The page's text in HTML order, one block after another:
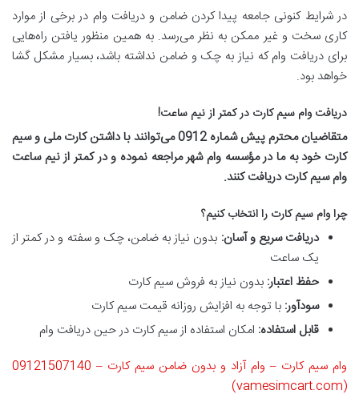
در شرایط کنونی جامعه پیدا کردن ضامن و دریافت وام در برخی از موارد
کاری سخت و غیر ممکن به نظر می‌رسد. به همین منظور یافتن راه‌هایی
برای دریافت وام که نیاز به چک و ضامن نداشته باشد، بسیار مشکل گشا
خواهد بود.
دریافت وام سیم کارت در کمتر از نیم ساعت!
متقاضیان محترم پیش شماره 0912 می‌توانند با داشتن کارت ملی و سیم
کارت خود به ما در مؤسسه وام شهر مراجعه نموده و در کمتر از نیم ساعت
وام سیم کارت دریافت کنند.
چرا وام سیم کارت را انتخاب کنیم؟
دریافت سریع و آسان: بدون نیاز به ضامن، چک و سفته و در کمتر از
یک ساعت
حفظ اعتبار: بدون نیاز به فروش سیم کارت
سودآور: با توجه به افزایش روزانه قیمت سیم کارت
قابل استفاده: امکان استفاده از سیم کارت در حین دریافت وام
وام سیم کارت – وام آزاد و بدون ضامن سیم کارت – 09121507140
(vamesimcart.com)